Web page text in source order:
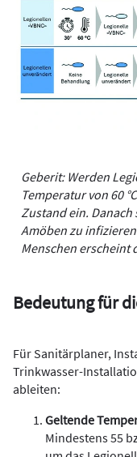
Geberit: Werden
Temperatur von 60
Zustand ein.
Amöben zu
Menschen erscheint
Bedeutung für
Für Sanitärplaner,
Trinkwasser-
ableiten:
Geltende
Mindestens 55